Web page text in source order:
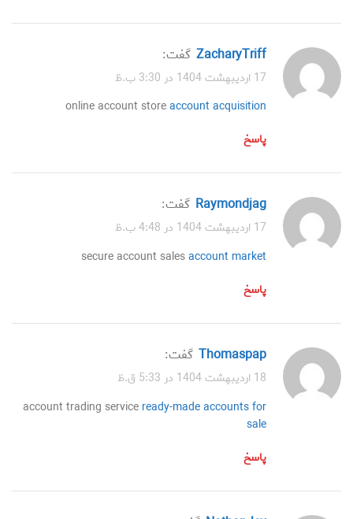
ZacharyTriff گفت:
17 اردیبهشت 1404 در 3:30 ب.ظ
online account storeaccount acquisition
پاسخ
Raymondjag گفت:
17 اردیبهشت 1404 در 4:48 ب.ظ
secure account salesaccount market
پاسخ
Thomaspap گفت:
18 اردیبهشت 1404 در 5:33 ق.ظ
account trading service ready-made accounts for
sale
پاسخ